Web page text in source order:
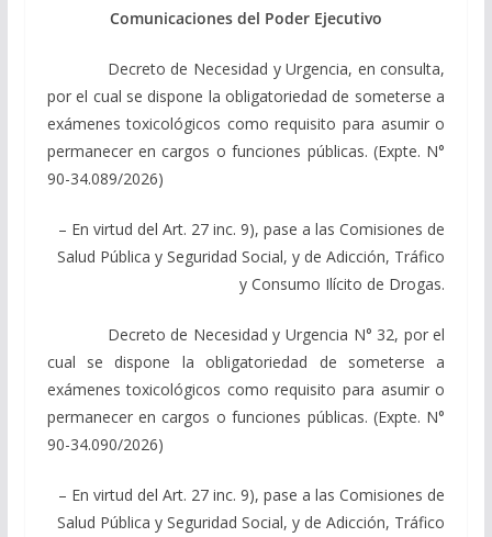
Comunicaciones del Poder Ejecutivo
Decreto de Necesidad y Urgencia, en consulta,
por el cual se dispone la obligatoriedad de someterse a
exámenes toxicológicos como requisito para asumir o
permanecer en cargos o funciones públicas. (Expte. N°
90-34.089/2026)
– En virtud del Art. 27 inc. 9), pase a las Comisiones de
Salud Pública y Seguridad Social, y de Adicción, Tráfico
y Consumo Ilícito de Drogas.
Decreto de Necesidad y Urgencia N° 32, por el
cual se dispone la obligatoriedad de someterse a
exámenes toxicológicos como requisito para asumir o
permanecer en cargos o funciones públicas. (Expte. N°
90-34.090/2026)
– En virtud del Art. 27 inc. 9), pase a las Comisiones de
Salud Pública y Seguridad Social, y de Adicción, Tráfico